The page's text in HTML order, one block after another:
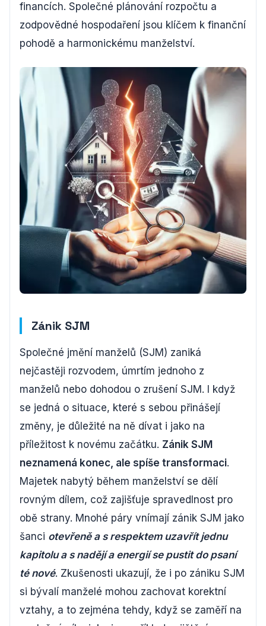
financích. Společné plánování rozpočtu a
zodpovědné hospodaření jsou klíčem k finanční
pohodě a harmonickému manželství.
Zánik SJM
Společné jmění manželů (SJM) zaniká
nejčastěji rozvodem, úmrtím jednoho z
manželů nebo dohodou o zrušení SJM. I když
se jedná o situace, které s sebou přinášejí
změny, je důležité na ně dívat i jako na
příležitost k novému začátku. Zánik SJM
neznamená konec, ale spíše transformaci.
Majetek nabytý během manželství se dělí
rovným dílem, což zajišťuje spravedlnost pro
obě strany. Mnohé páry vnímají zánik SJM jako
šanci otevřeně a s respektem uzavřít jednu
kapitolu a s nadějí a energií se pustit do psaní
té nové. Zkušenosti ukazují, že i po zániku SJM
si bývalí manželé mohou zachovat korektní
vztahy, a to zejména tehdy, když se zaměří na